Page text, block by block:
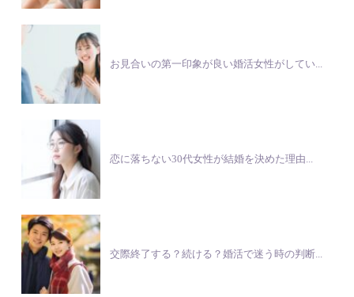
お見合いの第一印象が良い婚活女性がしてい...
恋に落ちない30代女性が結婚を決めた理由...
交際終了する？続ける？婚活で迷う時の判断...